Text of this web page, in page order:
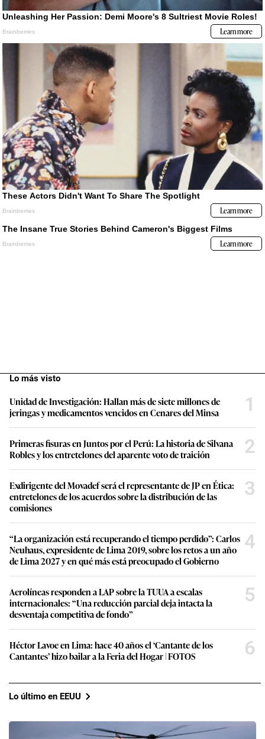
Lo más visto
Unidad de Investigación: Hallan más de siete millones de
jeringas y medicamentos vencidos en Cenares del Minsa
1
Primeras fisuras en Juntos por el Perú: La historia de Silvana
Robles y los entretelones del aparente voto de traición
2
Exdirigente del Movadef será el representante de JP en Ética:
entretelones de los acuerdos sobre la distribución de las
comisiones
3
“La organización está recuperando el tiempo perdido”: Carlos
Neuhaus, expresidente de Lima 2019, sobre los retos a un año
de Lima 2027 y en qué más está preocupado el Gobierno
4
Aerolíneas responden a LAP sobre la TUUA a escalas
internacionales: “Una reducción parcial deja intacta la
desventaja competitiva de fondo”
5
Héctor Lavoe en Lima: hace 40 años el ‘Cantante de los
Cantantes’ hizo bailar a la Feria del Hogar | FOTOS
6
Lo último en EEUU